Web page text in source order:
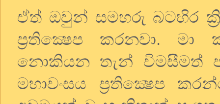
ඒත් ඔවුන් සමහරු බටහිර
ප්‍රතික්‍ෂෙප
කරනවා. මා
නොකියන තැන් විමසීමත්
මහාවංසය
ප්‍රතික්‍ෂෙප